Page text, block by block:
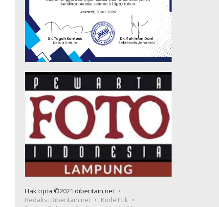
Hak cipta ©2021 diberitain.net
Redaksi Diberitain.net
Kode Etik